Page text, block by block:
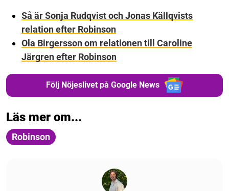
Så är Sonja Rudqvist och Jonas Källqvists
relation efter Robinson
Ola Birgersson om relationen till Caroline
Järgren efter Robinson
Följ Nöjeslivet på Google News
Läs mer om...
Robinson